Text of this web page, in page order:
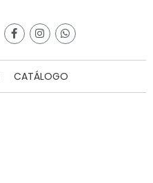
CATÁLOGO